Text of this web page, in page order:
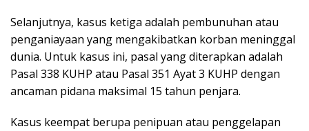
Selanjutnya, kasus ketiga adalah pembunuhan atau
penganiayaan yang mengakibatkan korban meninggal
dunia. Untuk kasus ini, pasal yang diterapkan adalah
Pasal 338 KUHP atau Pasal 351 Ayat 3 KUHP dengan
ancaman pidana maksimal 15 tahun penjara.
Kasus keempat berupa penipuan atau penggelapan